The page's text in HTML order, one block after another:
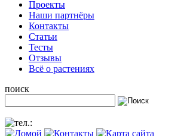
Проекты
Наши партнёры
Контакты
Статьи
Тесты
Отзывы
Всё о растениях
поиск